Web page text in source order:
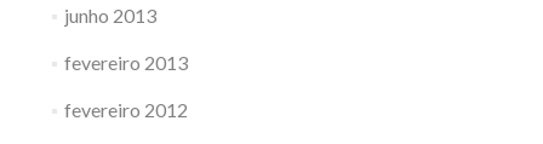
junho 2013
fevereiro 2013
fevereiro 2012